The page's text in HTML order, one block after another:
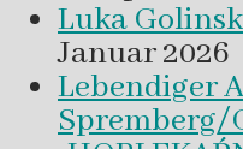
Luka
Januar 2026
Lebendiger
Spremberg/